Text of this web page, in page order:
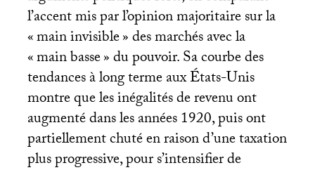
l’accent mis par l’opinion majoritaire sur la
«main invisible» des marchés avec la
«main basse» du pouvoir. Sa courbe des
tendances à long terme aux États-Unis
montre que les inégalités de revenu ont
augmenté dans les années 1920, puis ont
partiellement chuté en raison d’une taxation
plus progressive, pour s’intensifier de